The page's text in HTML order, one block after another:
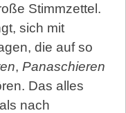
Stimmzettel.
sich mit
die auf so
, Panaschieren
Das alles
nach